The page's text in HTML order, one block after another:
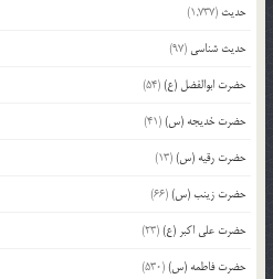
حدیث (1,737)
حدیث شناسی (97)
حضرت ابوالفضل (ع)(54)
حضرت خدیجه (س)(41)
حضرت رقیه (س)(13)
حضرت زینب (س)(66)
حضرت علی اکبر (ع)(23)
حضرت فاطمه (س)(530)